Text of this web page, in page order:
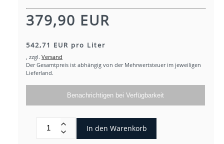
379,90 EUR
542,71 EUR pro Liter
zzgl. Versand
Der Gesamtpreis ist abhängig von der Mehrwertsteuer im jeweiligen
Lieferland.
Benachrichtigen bei Verfügbarkeit
In den Warenkorb